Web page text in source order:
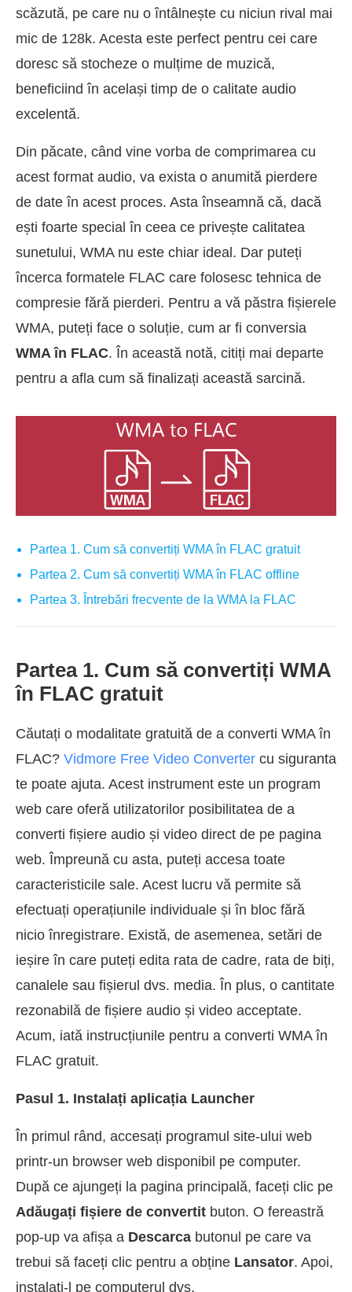
scăzută, pe care nu o întâlnește cu niciun rival mai
mic de 128k. Acesta este perfect pentru cei care
doresc să stocheze o mulțime de muzică,
beneficiind în același timp de o calitate audio
excelentă.
Din păcate, când vine vorba de comprimarea cu
acest format audio, va exista o anumită pierdere
de date în acest proces. Asta înseamnă că, dacă
ești foarte special în ceea ce privește calitatea
sunetului, WMA nu este chiar ideal. Dar puteți
încerca formatele FLAC care folosesc tehnica de
compresie fără pierderi. Pentru a vă păstra fișierele
WMA, puteți face o soluție, cum ar fi conversia
WMA în FLAC. În această notă, citiți mai departe
pentru a afla cum să finalizați această sarcină.
Partea 1. Cum să convertiți WMA în FLAC gratuit
Partea 2. Cum să convertiți WMA în FLAC offline
Partea 3. Întrebări frecvente de la WMA la FLAC
Partea 1. Cum să convertiți WMA
în FLAC gratuit
Căutați o modalitate gratuită de a converti WMA în
FLAC? Vidmore Free Video Converter cu siguranta
te poate ajuta. Acest instrument este un program
web care oferă utilizatorilor posibilitatea de a
converti fișiere audio și video direct de pe pagina
web. Împreună cu asta, puteți accesa toate
caracteristicile sale. Acest lucru vă permite să
efectuați operațiunile individuale și în bloc fără
nicio înregistrare. Există, de asemenea, setări de
ieșire în care puteți edita rata de cadre, rata de biți,
canalele sau fișierul dvs. media. În plus, o cantitate
rezonabilă de fișiere audio și video acceptate.
Acum, iată instrucțiunile pentru a converti WMA în
FLAC gratuit.
Pasul 1. Instalați aplicația Launcher
În primul rând, accesați programul site-ului web
printr-un browser web disponibil pe computer.
După ce ajungeți la pagina principală, faceți clic pe
Adăugați fișiere de convertit buton. O fereastră
pop-up va afișa a Descarca butonul pe care va
trebui să faceți clic pentru a obține Lansator. Apoi,
instalați-l pe computerul dvs.